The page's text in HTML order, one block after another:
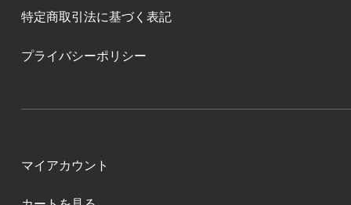
特定商取引法に基づく表記
プライバシーポリシー
マイアカウント